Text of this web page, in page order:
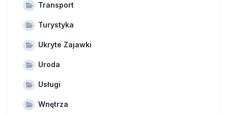
Transport
Turystyka
Ukryte Zajawki
Uroda
Usługi
Wnętrza